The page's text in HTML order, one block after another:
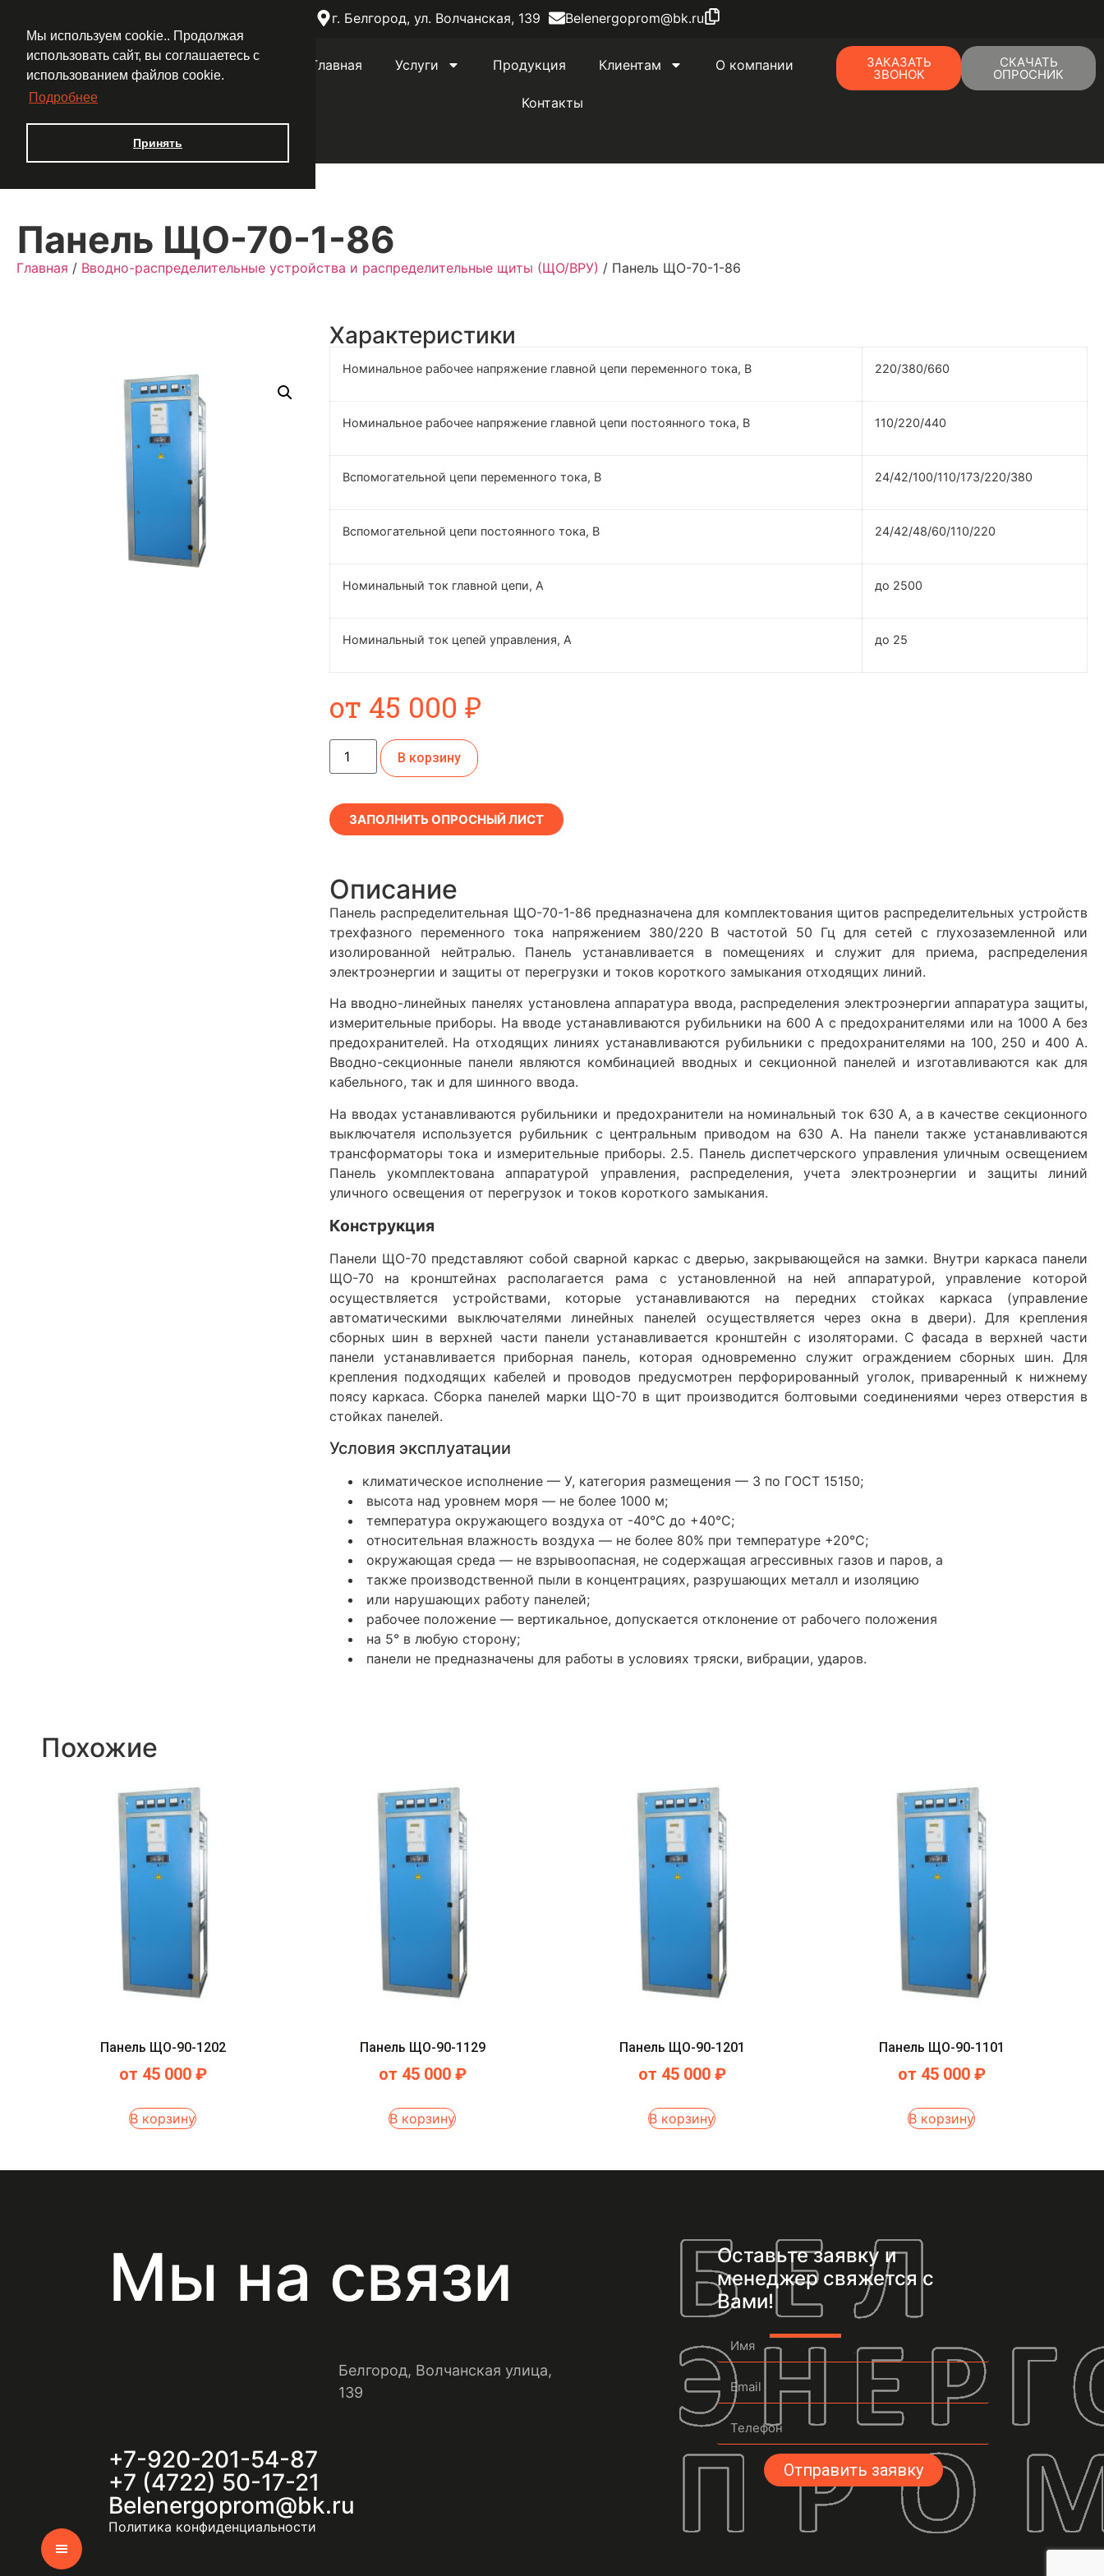
Мы используем cookie.. Продолжая
использовать сайт, вы соглашаетесь с
использованием файлов cookie.
Подробнее
Принять
г. Белгород, ул. Волчанская, 139 Belenergoprom@bk.ru
Главная Услуги Продукция Клиентам О компании
Контакты
ЗАКАЗАТЬ
ЗВОНОК
СКАЧАТЬ
ОПРОСНИК
Панель ЩО-70-1-86
Главная / Вводно-распределительные устройства и распределительные щиты (ЩО/ВРУ) / Панель ЩО-70-1-86
Характеристики
Номинальное рабочее напряжение главной цепи переменного тока, В 220/380/660
Номинальное рабочее напряжение главной цепи постоянного тока, В 110/220/440
Вспомогательной цепи переменного тока, В 24/42/100/110/173/220/380
Вспомогательной цепи постоянного тока, В 24/42/48/60/110/220
Номинальный ток главной цепи, А до 2500
Номинальный ток цепей управления, А до 25
от 45 000 ₽
В корзину
ЗАПОЛНИТЬ ОПРОСНЫЙ ЛИСТ
Описание
Панель распределительная ЩО-70-1-86 предназначена для комплектования щитов распределительных устройств
трехфазного переменного тока напряжением 380/220 В частотой 50 Гц для сетей с глухозаземленной или
изолированной нейтралью. Панель устанавливается в помещениях и служит для приема, распределения
электроэнергии и защиты от перегрузки и токов короткого замыкания отходящих линий.
На вводно-линейных панелях установлена аппаратура ввода, распределения электроэнергии аппаратура защиты,
измерительные приборы. На вводе устанавливаются рубильники на 600 А с предохранителями или на 1000 А без
предохранителей. На отходящих линиях устанавливаются рубильники с предохранителями на 100, 250 и 400 А.
Вводно-секционные панели являются комбинацией вводных и секционной панелей и изготавливаются как для
кабельного, так и для шинного ввода.
На вводах устанавливаются рубильники и предохранители на номинальный ток 630 А, а в качестве секционного
выключателя используется рубильник с центральным приводом на 630 А. На панели также устанавливаются
трансформаторы тока и измерительные приборы. 2.5. Панель диспетчерского управления уличным освещением
Панель укомплектована аппаратурой управления, распределения, учета электроэнергии и защиты линий
уличного освещения от перегрузок и токов короткого замыкания.
Конструкция
Панели ЩО-70 представляют собой сварной каркас с дверью, закрывающейся на замки. Внутри каркаса панели
ЩО-70 на кронштейнах располагается рама с установленной на ней аппаратурой, управление которой
осуществляется устройствами, которые устанавливаются на передних стойках каркаса (управление
автоматическими выключателями линейных панелей осуществляется через окна в двери). Для крепления
сборных шин в верхней части панели устанавливается кронштейн с изоляторами. С фасада в верхней части
панели устанавливается приборная панель, которая одновременно служит ограждением сборных шин. Для
крепления подходящих кабелей и проводов предусмотрен перфорированный уголок, приваренный к нижнему
поясу каркаса. Сборка панелей марки ЩО-70 в щит производится болтовыми соединениями через отверстия в
стойках панелей.
Условия эксплуатации
климатическое исполнение — У, категория размещения — 3 по ГОСТ 15150;
высота над уровнем моря — не более 1000 м;
температура окружающего воздуха от -40°С до +40°С;
относительная влажность воздуха — не более 80% при температуре +20°С;
окружающая среда — не взрывоопасная, не содержащая агрессивных газов и паров, а
также производственной пыли в концентрациях, разрушающих металл и изоляцию
или нарушающих работу панелей;
рабочее положение — вертикальное, допускается отклонение от рабочего положения
на 5° в любую сторону;
панели не предназначены для работы в условиях тряски, вибрации, ударов.
Похожие
Панель ЩО-90-1202
от 45 000 ₽
В корзину
Панель ЩО-90-1129
от 45 000 ₽
В корзину
Панель ЩО-90-1201
от 45 000 ₽
В корзину
Панель ЩО-90-1101
от 45 000 ₽
В корзину
Мы на связи
Белгород, Волчанская улица,
139
+7-920-201-54-87
+7 (4722) 50-17-21
Belenergoprom@bk.ru
Политика конфиденциальности
Оставьте заявку и
менеджер свяжется с
Вами!
Отправить заявку